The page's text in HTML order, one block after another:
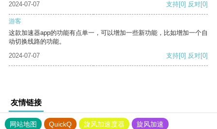
2024-07-07 支持[0] 反对[0]
游客
这款加速器app的功能有点单一，可以增加一些新功能，比如增加一个自
动切换线路的功能。
2024-07-07
支持[0] 反对[0]
友情链接
网站地图 QuickQ 旋风加速度器
旋风加速